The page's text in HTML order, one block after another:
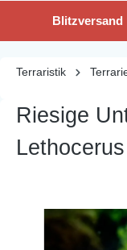
Blitzversand
Terraristik
Riesige
Bildergalerie